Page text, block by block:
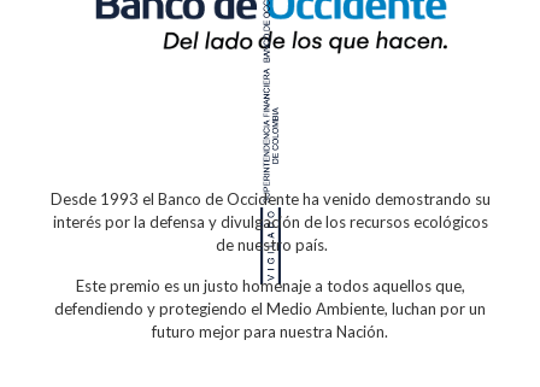
Desde 1993 el Banco de Occidenteha venido demostrando su
interés por la defensa y divulgación de los recursos ecológicos
de nuestro país.
Este premio es un justo homenaje a todosaquellos que,
defendiendo y protegiendo el Medio Ambiente, luchan por un
futuro mejor para nuestra Nación.